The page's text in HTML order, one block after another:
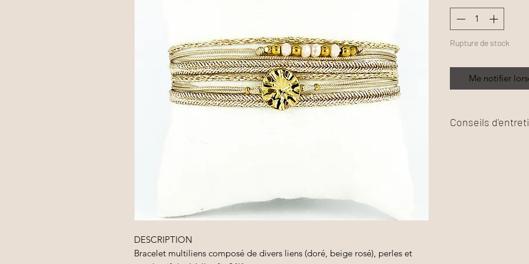
DESCRIPTION
Bracelet multiliens composé de divers liens (doré, beige rosé), perles et
Rupture de stock
Me notifier
Conseils